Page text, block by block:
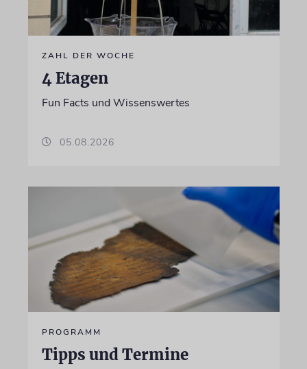
ZAHL DER WOCHE
4 Etagen
Fun Facts und Wissenswertes
05.08.2026
PROGRAMM
Tipps und Termine